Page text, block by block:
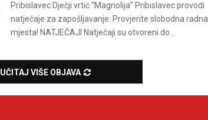
Pribislavec Dječji vrtić “Magnolija” Pribislavec provodi
natječaje za zapošljavanje. Provjerite slobodna radna
mjesta! NATJEČAJI Natječaji su otvoreni do...
UČITAJ VIŠE OBJAVA